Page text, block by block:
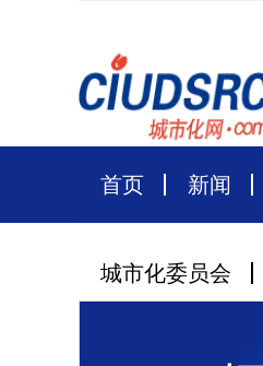
首页 新闻
城市化委员会